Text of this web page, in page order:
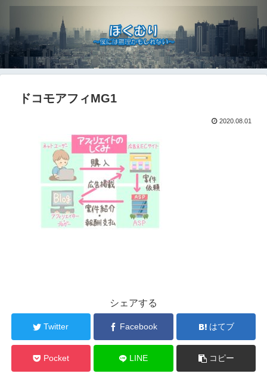
ドコモアフィMG1
2020.08.01
シェアする
Twitter Facebook はてブ
Pocket LINE コピー